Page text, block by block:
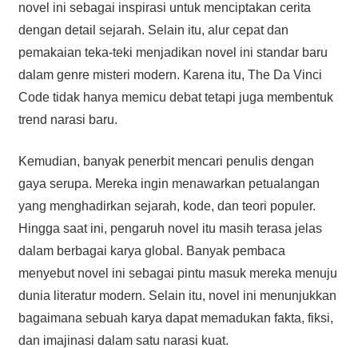
novel ini sebagai inspirasi untuk menciptakan cerita
dengan detail sejarah. Selain itu, alur cepat dan
pemakaian teka-teki menjadikan novel ini standar baru
dalam genre misteri modern. Karena itu, The Da Vinci
Code tidak hanya memicu debat tetapi juga membentuk
trend narasi baru.
Kemudian, banyak penerbit mencari penulis dengan
gaya serupa. Mereka ingin menawarkan petualangan
yang menghadirkan sejarah, kode, dan teori populer.
Hingga saat ini, pengaruh novel itu masih terasa jelas
dalam berbagai karya global. Banyak pembaca
menyebut novel ini sebagai pintu masuk mereka menuju
dunia literatur modern. Selain itu, novel ini menunjukkan
bagaimana sebuah karya dapat memadukan fakta, fiksi,
dan imajinasi dalam satu narasi kuat.